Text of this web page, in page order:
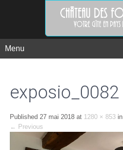
Menu
exposio_0082
Published 27 mai 2018 at 1280 × 853 in
← Previous